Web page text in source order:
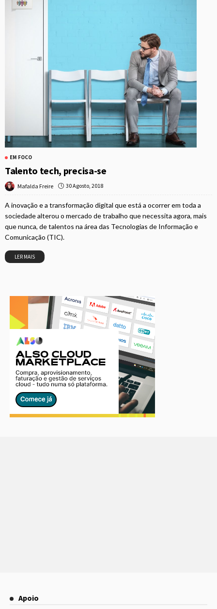
EM FOCO
Talento tech, precisa-se
Mafalda Freire 30 Agosto, 2018
A inovação e a transformação digital que está a ocorrer em toda a
sociedade alterou o mercado de trabalho que necessita agora, mais
que nunca, de talentos na área das Tecnologias de Informação e
Comunicação (TIC).
LER MAIS
Apoio